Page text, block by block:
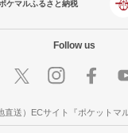
ポケマルふるさと納税
Follow us
直送）ECサイト『ポケットマ